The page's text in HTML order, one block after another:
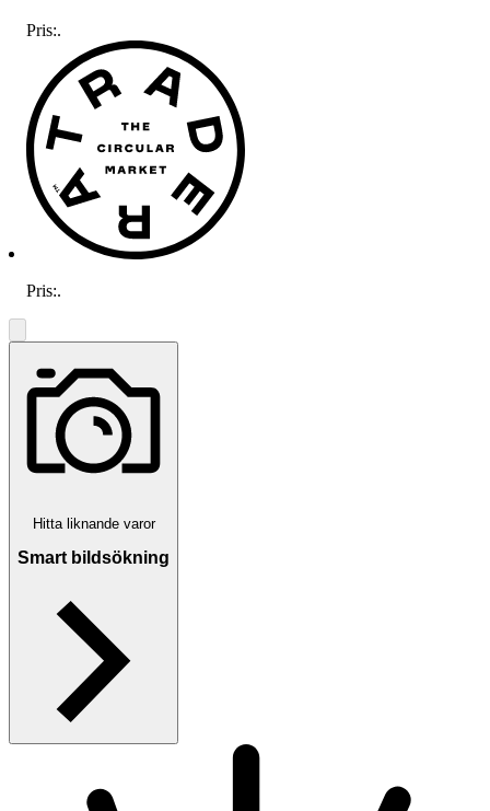
Pris:.
Pris:.
Hitta liknande varor
Smart bildsökning